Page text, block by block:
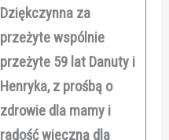
Dziękczynna za
przeżyte wspólnie
przeżyte 59 lat Danuty i
Henryka, z prośbą o
zdrowie dla mamy i
radość wieczną dla